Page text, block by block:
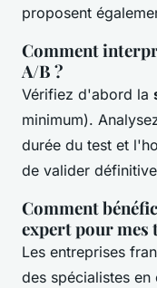
proposent
Comment
A/B ?
Vérifiez d'abord la
minimum).
durée du test et
de valider
Comment
expert pour mes
Les entreprises
des spécialistes